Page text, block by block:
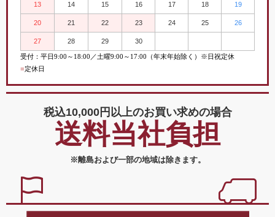
13 14 15 16 17 18 19
20 21 22 23 24 25 26
27 28 29 30
受付：平日9:00 ～ 18:00／土曜9:00 ～ 17:00（年末年始除く）※日祝定休
■定休日
税込10,000円以上のお買い求めの場合
送料当社負担
※離島および一部の地域は除きます。